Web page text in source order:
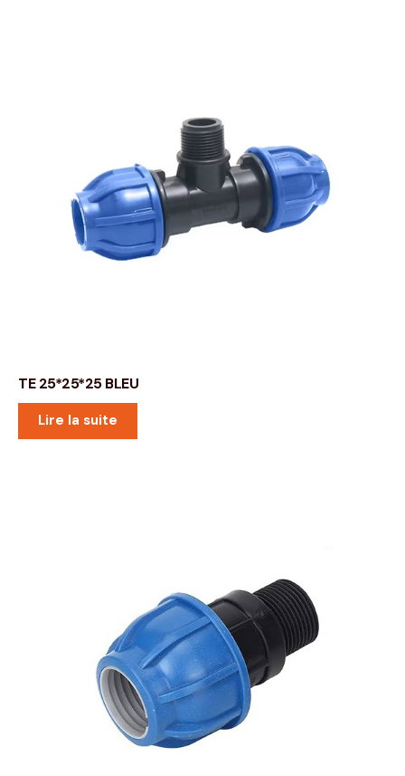
TE 25*25*25 BLEU
Lire la suite